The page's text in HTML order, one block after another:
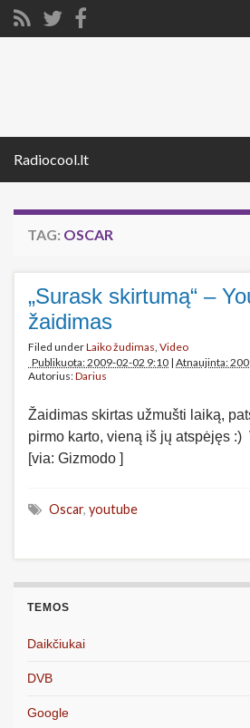
Radiocool.lt
TAG: OSCAR
„Surask skirtumą“ –
žaidimas
Filed underLaiko žudimas, Video
Publikuota: 2009-02-02 9:10 | Atnaujinta:
Autorius:Darius
Žaidimas skirtas užmušti laiką,
pirmo karto, vieną iš jų atspėjęs :)
[via: Gizmodo ]
Oscar, youtube
TEMOS
Daikčiukai
DVB
Google